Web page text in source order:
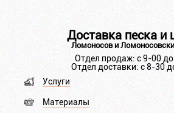
Доставка песка и
Ломоносов и
Отдел продаж: с 9-00
Отдел доставки: с 8-30
Услуги
Материалы